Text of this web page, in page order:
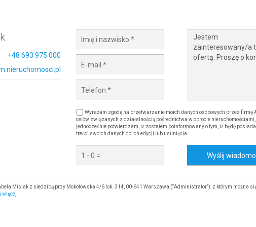
+48 693 975 000
Wyrażam zgodę na przetwarzanie moich danych osobowych przez firmę
celów związanych z działalnością pośrednictwa w obrocie nieruchomościami,
jednocześnie potwierdzam, iż zostałem poinformowany o tym, iż będę
treści swoich danych do ich edycji lub usunięcia.
Wyślij
Misiak z siedzibą przy Mokotowska 4/6 lok. 314, 00-641 Warszawa (“Administrator”), z którym można
więcej